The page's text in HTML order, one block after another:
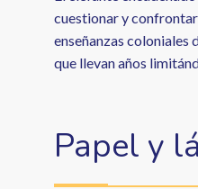
cuestionar y
enseñanzas coloniales
que llevan años
Papel y